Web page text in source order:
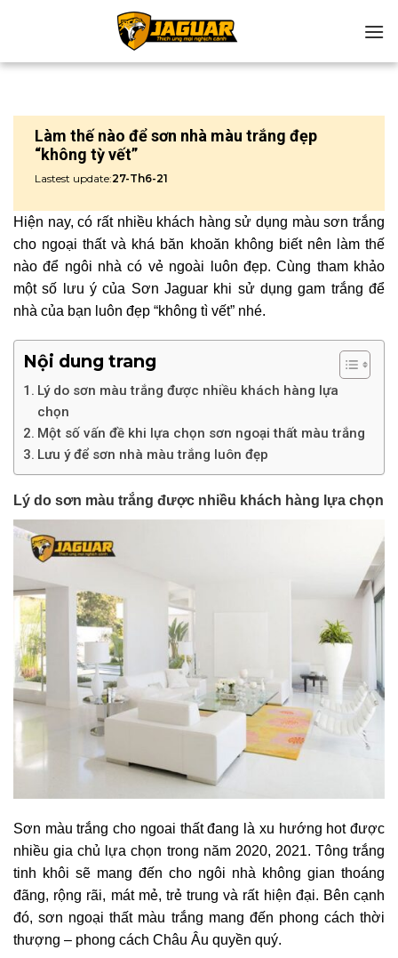
Làm thế nào để sơn nhà màu trắng đẹp
“không tỳ vết”
Lastest update:27-Th6-21
Hiện nay, có rất nhiều khách hàng sử dụng màu sơn trắng
cho ngoại thất và khá băn khoăn không biết nên làm thế
nào để ngôi nhà có vẻ ngoài luôn đẹp. Cùng tham khảo
một số lưu ý của Sơn Jaguar khi sử dụng gam trắng để
nhà của bạn luôn đẹp “không tì vết” nhé.
Nội dung trang
Lý do sơn màu trắng được nhiều khách hàng lựa
chọn
Một số vấn đề khi lựa chọn sơn ngoại thất màu trắng
Lưu ý để sơn nhà màu trắng luôn đẹp
Lý do sơn màu trắng được nhiều khách hàng lựa chọn
Sơn màu trắng cho ngoai thất đang là xu hướng hot được
nhiều gia chủ lựa chọn trong năm 2020, 2021. Tông trắng
tinh khôi sẽ mang đến cho ngôi nhà không gian thoáng
đãng, rộng rãi, mát mẻ, trẻ trung và rất hiện đại. Bên cạnh
đó, sơn ngoại thất màu trắng mang đến phong cách thời
thượng – phong cách Châu Âu quyền quý.